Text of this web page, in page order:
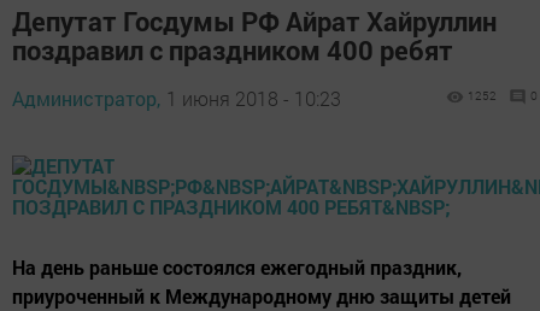
Депутат Госдумы РФ Айрат Хайруллин
поздравил с праздником 400 ребят
Администратор, 1 июня 2018 - 10:23 1252 0
На день раньше состоялся ежегодный праздник,
приуроченный к Международному дню защиты детей